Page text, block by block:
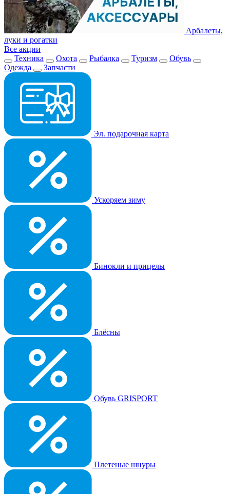
Арбалеты,
луки и рогатки
Все акции
Техника
Охота Рыбалка Туризм
Обувь
Одежда
Запчасти
Эл. подарочная карта
Ускоряем зиму
Бинокли и прицелы
Блёсны
Обувь GRISPORT
Плетеные шнуры